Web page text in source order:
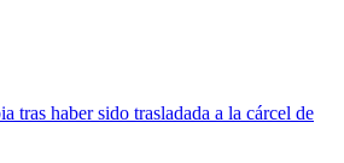
tras haber sido trasladada a la cárcel de